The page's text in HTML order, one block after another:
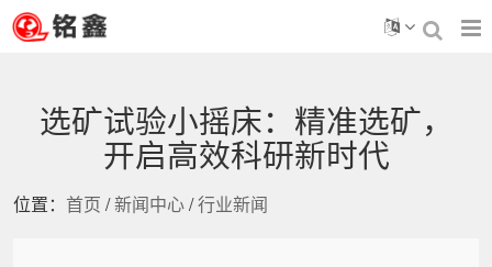
选矿试验小摇床：精准选矿，
开启高效科研新时代
位置： 首页 /新闻中心/行业新闻